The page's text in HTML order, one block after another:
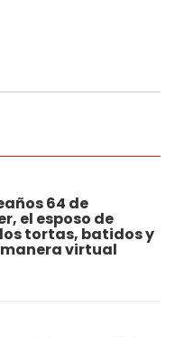
64 de
el esposo de
tortas, batidos y
virtual